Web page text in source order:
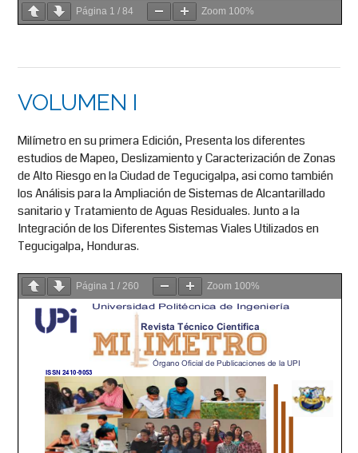
Página 1 / 84 Zoom 100%
VOLUMEN I
Milímetro en su primera Edición, Presenta los diferentes
estudios de Mapeo, Deslizamiento y Caracterización de Zonas
de Alto Riesgo en la Ciudad de Tegucigalpa, asi como también
los Análisis para la Ampliación de Sistemas de Alcantarillado
sanitario y Tratamiento de Aguas Residuales. Junto a la
Integración de los Diferentes Sistemas Viales Utilizados en
Tegucigalpa, Honduras.
Página 1 / 260 Zoom 100%